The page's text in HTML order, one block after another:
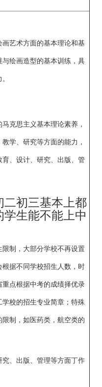
艺术方面的基本理论和基
绘画造型的基本训练，具
克思主义基本理论素养，
学、研究等方面的能力，
、设计、研究、出版、管
二初三基本上都
生能不能上中
制，大部分学校不再设置
据不同学校招生人数，时
点根据中考的成绩择优录
校的招生专业简章；特殊
制，如医药类，航空类的
、出版、管理等方面丁作